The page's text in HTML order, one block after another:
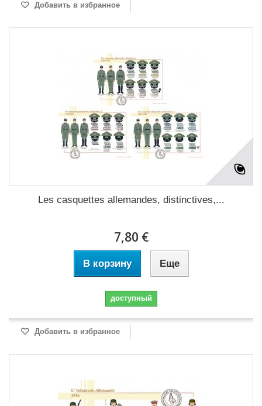
Добавить в избранное
Les casquettes allemandes, distinctives,...
7,80 €
В корзину Еще
доступный
Добавить в избранное